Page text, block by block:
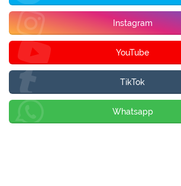
Instagram
YouTube
TikTok
Whatsapp